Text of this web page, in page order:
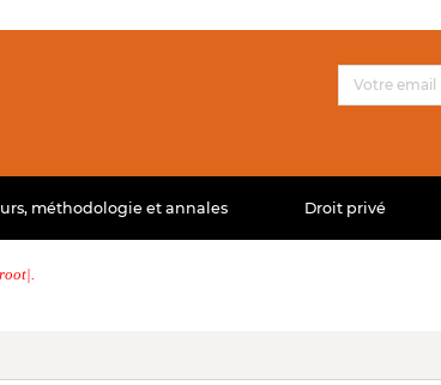
méthodologie et annales Droit privé